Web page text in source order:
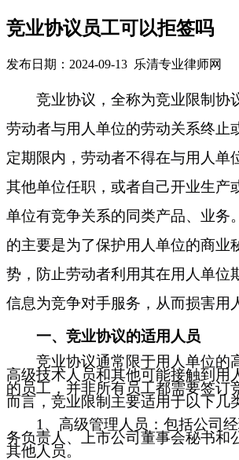
竞业协议员工可以拒签吗
发布日期：2024-09-13 乐清专业律师网
竞业协议，全称为竞业限制协
劳动者与用人单位的劳动关系终止
定期限内，劳动者不得在与用人单
其他单位任职，或者自己开业生产
单位有竞争关系的同类产品、业务
的主要是为了保护用人单位的商业
势，防止劳动者利用其在用人单位
信息为竞争对手服务，从而损害用
一、 竞业协议的适用人员
竞业协议通常限于用人单位的
高级技术人员和其他可能接触到用
的员工 ， 并非所有员工都需要签订
而言，竞业限制主要适用于以下几
1、 高级管理人员：包括公司
务负责人、上市公司董事会秘书和
其他人员。